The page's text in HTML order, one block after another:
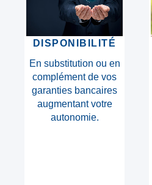
DISPONIBILITÉ
En substitution ou en
complément de vos
garanties bancaires
augmentant votre
autonomie.